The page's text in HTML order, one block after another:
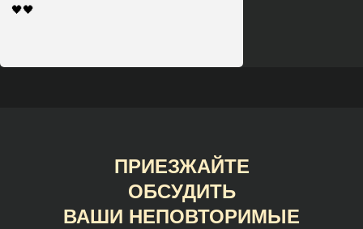
🖤🖤
ПРИЕЗЖАЙТЕ
ОБСУДИТЬ
ВАШИ НЕПОВТОРИМЫЕ